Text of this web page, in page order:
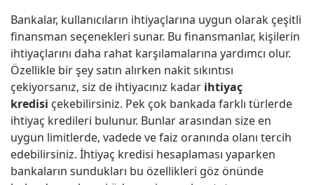
Bankalar, kullanıcıların ihtiyaçlarına uygun olarak çeşitli
finansman seçenekleri sunar. Bu finansmanlar, kişilerin
ihtiyaçlarını daha rahat karşılamalarına yardımcı olur.
Özellikle bir şey satın alırken nakit sıkıntısı
çekiyorsanız, siz de ihtiyacınız kadar ihtiyaç
kredisi çekebilirsiniz. Pek çok bankada farklı türlerde
ihtiyaç kredileri bulunur. Bunlar arasından size en
uygun limitlerde, vadede ve faiz oranında olanı tercih
edebilirsiniz. İhtiyaç kredisi hesaplaması yaparken
bankaların sundukları bu özellikleri göz önünde